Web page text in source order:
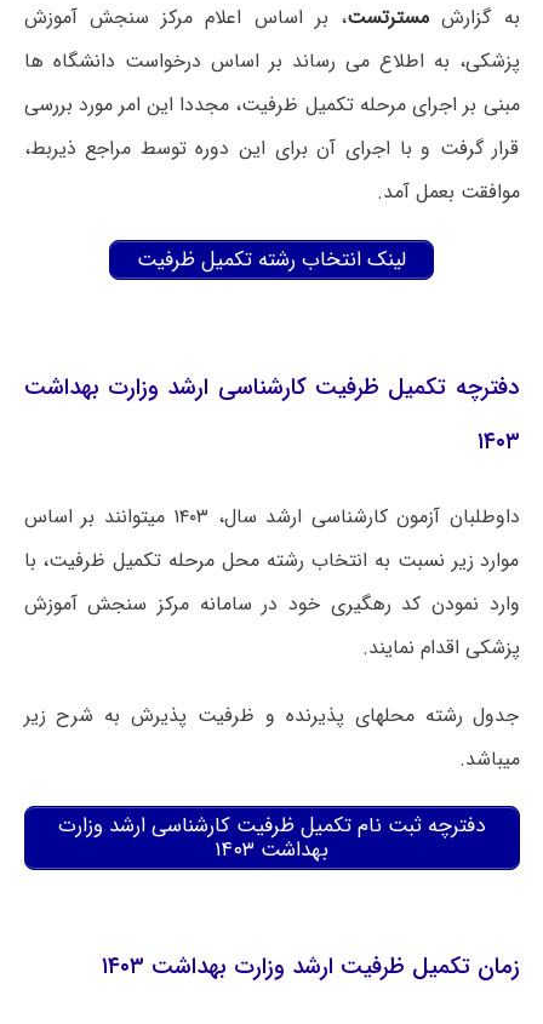
به گزارش مسترتست، بر اساس اعلام مرکز سنجش آموزش
پزشکی، به اطلاع می رساند بر اساس درخواست دانشگاه ها
مبنی بر اجرای مرحله تکمیل ظرفیت، مجددا این امر مورد بررسی
قرار گرفت و با اجرای آن برای این دوره توسط مراجع ذیربط،
موافقت بعمل آمد.
لینک انتخاب رشته تکمیل ظرفیت
دفترچه تکمیل ظرفیت کارشناسی ارشد وزارت بهداشت
۱۴۰۳
داوطلبان آزمون کارشناسی ارشد سال، ۱۴۰۳ میتوانند بر اساس
موارد زیر نسبت به انتخاب رشته محل مرحله تکمیل ظرفیت، با
وارد نمودن کد رهگیری خود در سامانه مرکز سنجش آموزش
پزشکی اقدام نمایند.
جدول رشته محلهای پذیرنده و ظرفیت پذیرش به شرح زیر
میباشد.
دفترچه ثبت نام تکمیل ظرفیت کارشناسی ارشد وزارت
بهداشت ۱۴۰۳
زمان تکمیل ظرفیت ارشد وزارت بهداشت ۱۴۰۳